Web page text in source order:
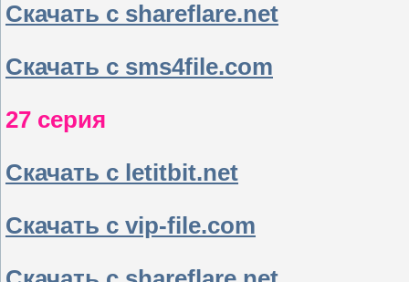
Скачать с shareflare.net
Скачать с sms4file.com
27 серия
Скачать с letitbit.net
Скачать с vip-file.com